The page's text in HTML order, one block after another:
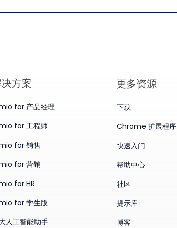
方案
for 产品经理
for 工程师
for 销售
for 营销
for HR
for 学生版
人工智能助手
更多资源
下载
Chrome 扩展程序
快速入门
帮助中心
社区
提示库
博客